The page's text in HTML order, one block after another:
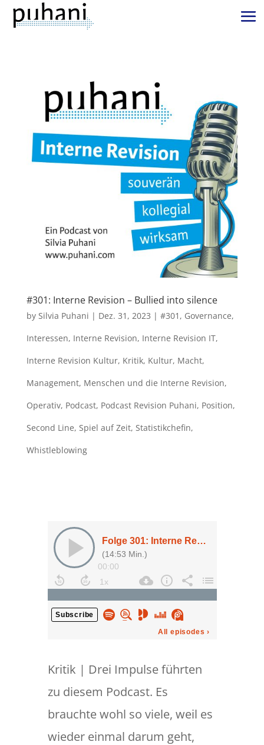
#301: Interne Revision – Bullied into silence
by Silvia Puhani | Dez. 31, 2023 | #301 , Governance,
Interessen, Interne Revision, Interne Revision IT,
Interne Revision Kultur, Kritik, Kultur, Macht,
Management, Menschen und die Interne Revision,
Operativ, Podcast, Podcast Revision Puhani, Position,
Second Line, Spiel auf Zeit, Statistikchefin,
Whistleblowing
Kritik | Drei Impulse führten
zu diesem Podcast. Es
brauchte wohl so viele, weil es
wieder einmal darum geht,